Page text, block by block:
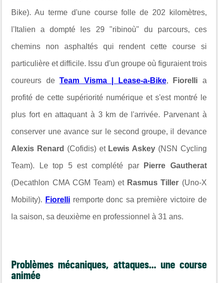
Bike). Au terme d'une course folle de 202 kilomètres,
l'Italien a dompté les 29 "ribinoù" du parcours, ces
chemins non asphaltés qui rendent cette course si
particulière et difficile. Issu d'un groupe où figuraient trois
coureurs deTeam Visma | Lease-a-Bike, Fiorelli a
profité de cette supériorité numérique et s'est montré le
plus fort en attaquant à 3 km de l'arrivée. Parvenant à
conserver une avance sur le second groupe, il devance
Alexis Renard (Cofidis) et Lewis Askey (NSN Cycling
Team). Le top 5 est complété par Pierre Gautherat
(Decathlon CMA CGM Team) et Rasmus Tiller (Uno-X
Mobility). Fiorelli remporte donc sa première victoire de
la saison, sa deuxième en professionnel à 31 ans.
Problèmes mécaniques, attaques... une course
animée